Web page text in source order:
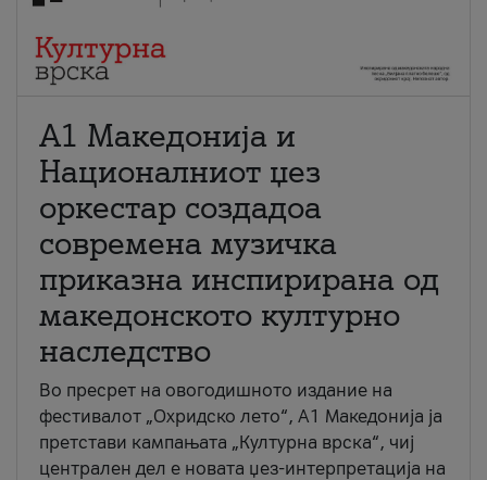
А1 Македонија и
Националниот џез
оркестар создадоа
современа музичка
приказна инспирирана од
македонското културно
наследство
Во пресрет на овогодишното издание на
фестивалот „Охридско лето“, А1 Македонија ја
претстави кампањата „Културна врска“, чиј
централен дел е новата џез-интерпретација на